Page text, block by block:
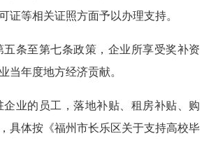
证等相关证照方面予以办理支持。
五条至第七条政策，企业所享受奖补资
当年度地方经济贡献。
企业的员工，落地补贴、租房补贴、购
具体按 《福州市长乐区关于支持高校毕